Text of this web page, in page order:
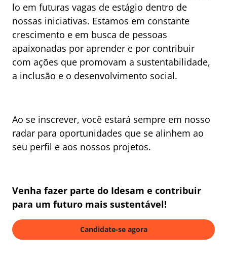
lo em futuras vagas de estágio dentro de
nossas iniciativas. Estamos em constante
crescimento e em busca de pessoas
apaixonadas por aprender e por contribuir
com ações que promovam a sustentabilidade,
a inclusão e o desenvolvimento social.
Ao se inscrever, você estará sempre em nosso
radar para oportunidades que se alinhem ao
seu perfil e aos nossos projetos.
Venha fazer parte do Idesam e contribuir
para um futuro mais sustentável!
Candidate-se agora